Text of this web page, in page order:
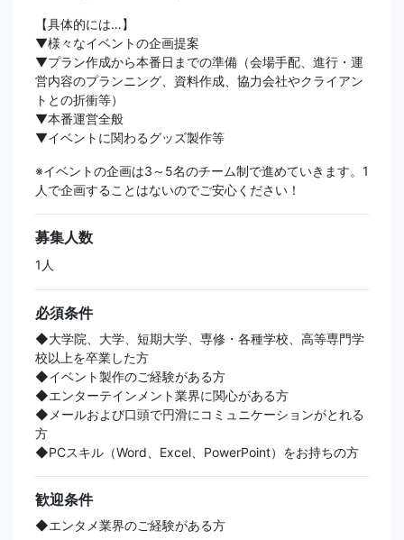
【具体的には…】
▼様々なイベントの企画提案
▼プラン作成から本番日までの準備（会場手配、進行・運
営内容のプランニング、資料作成、協力会社やクライアン
トとの折衝等）
▼本番運営全般
▼イベントに関わるグッズ製作等
※イベントの企画は3～5名のチーム制で進めていきます。1
人で企画することはないのでご安心ください！
募集人数
1人
必須条件
◆大学院、大学、短期大学、専修・各種学校、高等専門学
校以上を卒業した方
◆イベント製作のご経験がある方
◆エンターテインメント業界に関心がある方
◆メールおよび口頭で円滑にコミュニケーションがとれる
方
◆PCスキル（Word、Excel、PowerPoint）をお持ちの方
歓迎条件
◆エンタメ業界のご経験がある方